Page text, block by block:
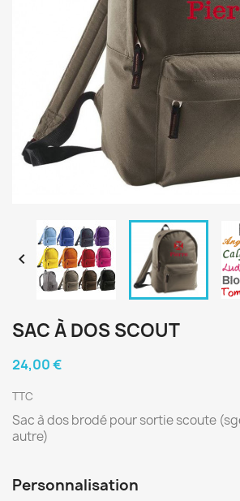

SAC À DOS SCOUT
24,00 €
TTC
Sac à dos brodé pour sortie scoute
autre)
Personnalisation